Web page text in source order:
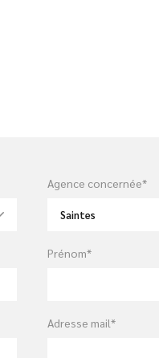
Agence concernée*
Saintes
Prénom*
Adresse mail*